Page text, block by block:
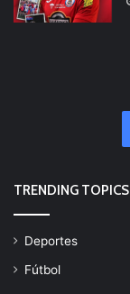
TRENDING TOPICS
Deportes
Fútbol